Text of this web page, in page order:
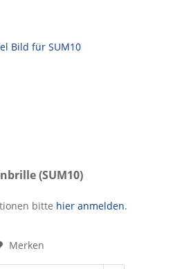
(SUM10)
bitte hier anmelden.
Merken